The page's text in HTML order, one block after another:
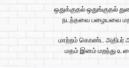
ஒதுக்குதல் ஒதுங்குதல்
நடந்தவை பழையவை
மாற்றம் கொண்ட அதிபர்
மதம் இனம் மறந்து